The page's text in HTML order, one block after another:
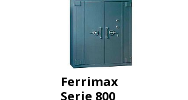
Ferrimax
Serie 800